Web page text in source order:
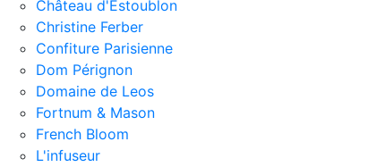
Château d'Estoublon
Christine Ferber
Confiture Parisienne
Dom Pérignon
Domaine de Leos
Fortnum & Mason
French Bloom
L'infuseur